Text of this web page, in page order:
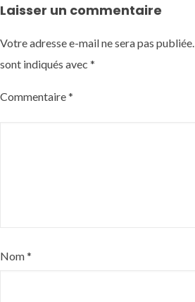
Laisser un commentaire
Votre adresse e-mail ne sera pas publiée.
sont indiqués avec *
Commentaire*
Nom*